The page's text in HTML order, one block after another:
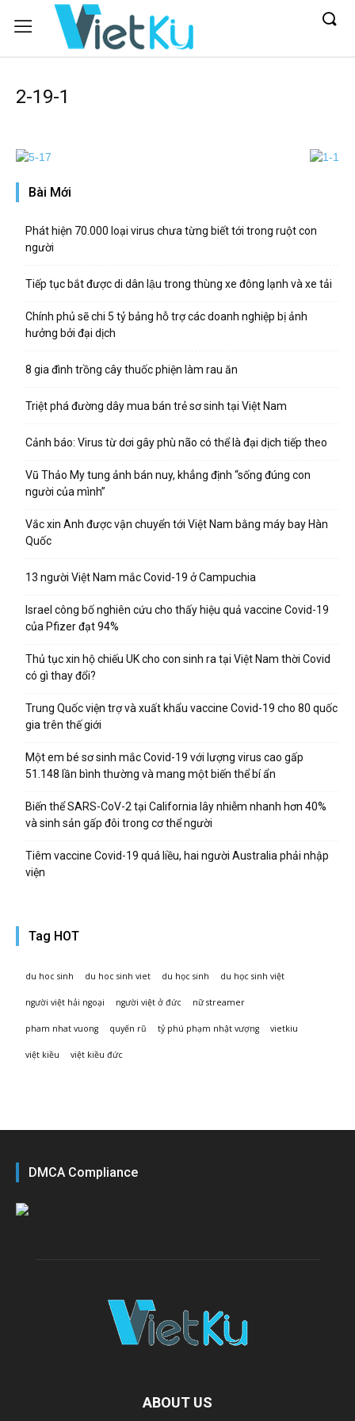
2-19-1
Bài Mới
Phát hiện 70.000 loại virus chưa từng biết tới trong ruột con
người
Tiếp tục bắt được di dân lậu trong thùng xe đông lạnh và xe tải
Chính phủ sẽ chi 5 tỷ bảng hỗ trợ các doanh nghiệp bị ảnh
hưởng bởi đại dịch
8 gia đình trồng cây thuốc phiện làm rau ăn
Triệt phá đường dây mua bán trẻ sơ sinh tại Việt Nam
Cảnh báo: Virus từ dơi gây phù não có thể là đại dịch tiếp theo
Vũ Thảo My tung ảnh bán nuy, khẳng định “sống đúng con
người của mình”
Vắc xin Anh được vận chuyển tới Việt Nam bằng máy bay Hàn
Quốc
13 người Việt Nam mắc Covid-19 ở Campuchia
Israel công bố nghiên cứu cho thấy hiệu quả vaccine Covid-19
của Pfizer đạt 94%
Thủ tục xin hộ chiếu UK cho con sinh ra tại Việt Nam thời Covid
có gì thay đổi?
Trung Quốc viện trợ và xuất khẩu vaccine Covid-19 cho 80 quốc
gia trên thế giới
Một em bé sơ sinh mắc Covid-19 với lượng virus cao gấp
51.148 lần bình thường và mang một biến thể bí ẩn
Biến thể SARS-CoV-2 tại California lây nhiễm nhanh hơn 40%
và sinh sản gấp đôi trong cơ thể người
Tiêm vaccine Covid-19 quá liều, hai người Australia phải nhập
viện
Tag HOT
du hoc sinh du hoc sinh viet du học sinh du học sinh việt
người việt hải ngoại người việt ở đức nữ streamer
pham nhat vuong quyến rũ tỷ phú phạm nhật vượng vietkiu
việt kiều việt kiều đức
DMCA Compliance
ABOUT US